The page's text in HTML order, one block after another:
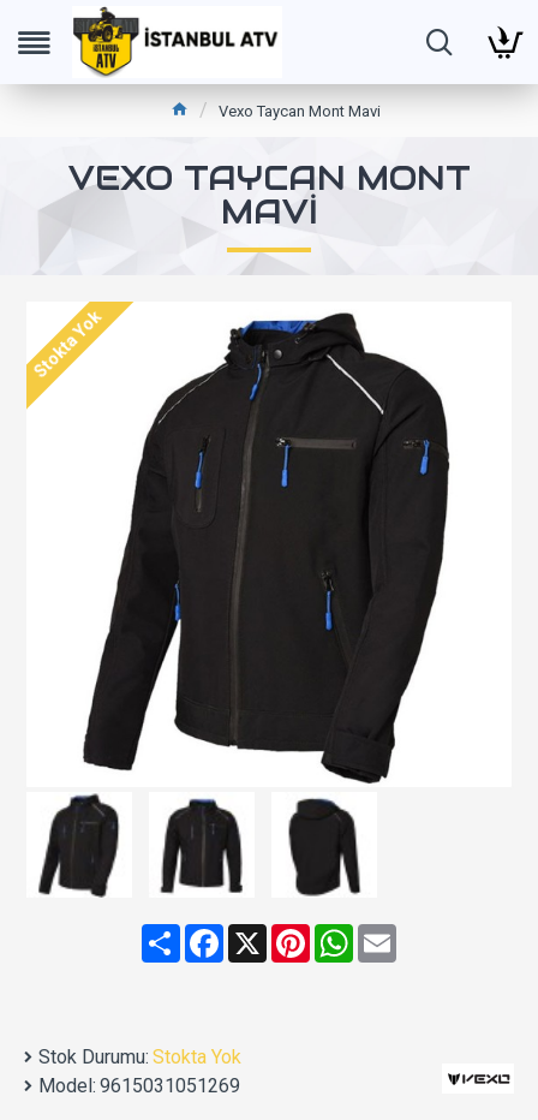
Vexo Taycan Mont Mavi
VEXO TAYCAN MONT
MAVI
Stokta Yok
ShareFacebook
X PinterestWhatsApp
Email
Stok Durumu: Stokta Yok
Model: 9615031051269